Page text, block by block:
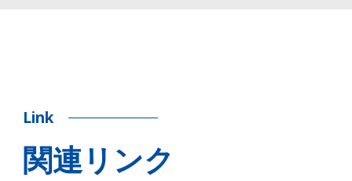
Link
関連リンク